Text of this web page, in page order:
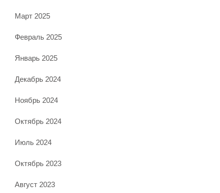
Март 2025
Февраль 2025
Январь 2025
Декабрь 2024
Ноябрь 2024
Октябрь 2024
Июль 2024
Октябрь 2023
Август 2023